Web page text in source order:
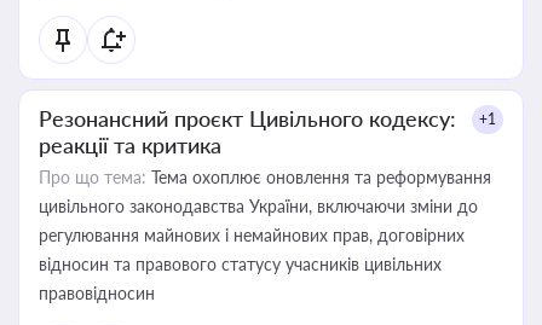
Резонансний проєкт Цивільного кодексу:
реакції та критика
+1
Про що тема: Тема охоплює оновлення та реформування
цивільного законодавства України, включаючи зміни до
регулювання майнових і немайнових прав, договірних
відносин та правового статусу учасників цивільних
правовідносин